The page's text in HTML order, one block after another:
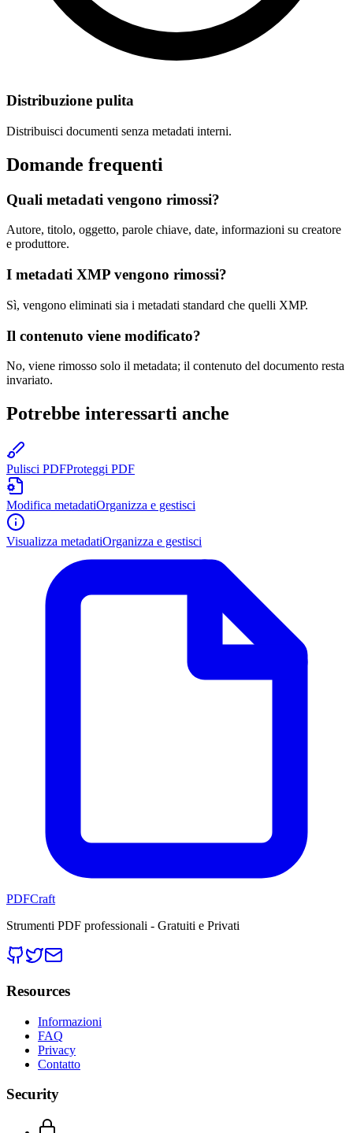
Distribuzione pulita
Distribuisci documenti senza metadati interni.
Domande frequenti
Quali metadati vengono rimossi?
Autore, titolo, oggetto, parole chiave, date, informazioni su creatore
e produttore.
I metadati XMP vengono rimossi?
Sì, vengono eliminati sia i metadati standard che quelli XMP.
Il contenuto viene modificato?
No, viene rimosso solo il metadata; il contenuto del documento resta
invariato.
Potrebbe interessarti anche
Pulisci PDFProteggi PDF
Modifica metadatiOrganizza e gestisci
Visualizza metadatiOrganizza e gestisci
PDFCraft
Strumenti PDF professionali - Gratuiti e Privati
Resources
Informazioni
FAQ
Privacy
Contatto
Security